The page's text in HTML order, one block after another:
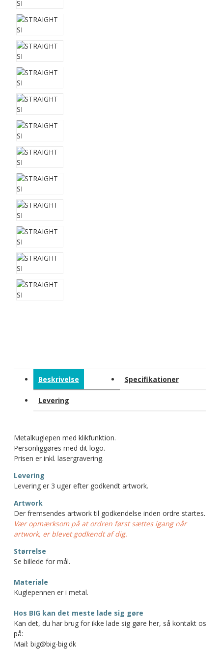
Beskrivelse Specifikationer
Levering
Metalkuglepen med klikfunktion.
Personliggøres med dit logo.
Prisen er inkl. lasergravering.
Levering
Levering er 3 uger efter godkendt artwork.
Artwork
Der fremsendes artwork til godkendelse inden ordre startes.
Vær opmærksom på at ordren først sættes igang når
artwork, er blevet godkendt af dig.
Størrelse
Se billede for mål.
Materiale
Kuglepennen er i metal.
Hos BIG kan det meste lade sig gøre
Kan det, du har brug for ikke lade sig gøre her, så kontakt os
på:
Mail: big@big-big.dk